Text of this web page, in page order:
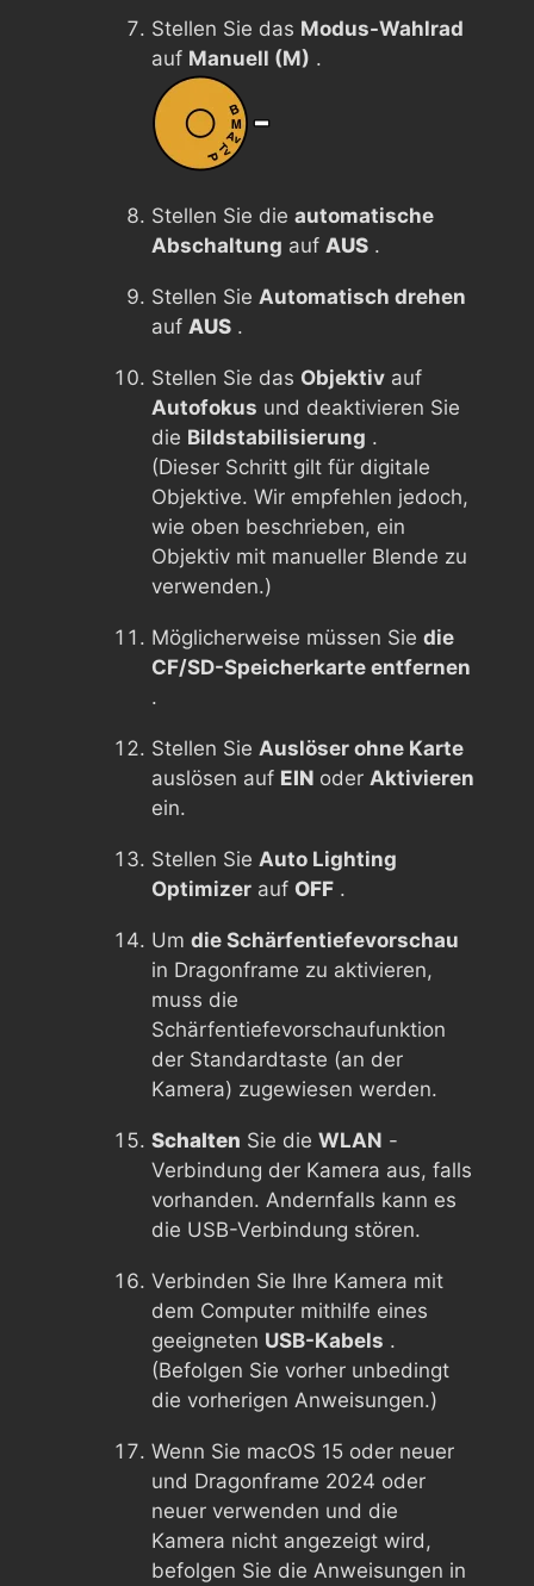
Stellen Sie das Modus-Wahlrad
auf Manuell (M) .
Stellen Sie die automatische
Abschaltung auf AUS .
Stellen Sie Automatisch drehen
auf AUS .
Stellen Sie das Objektiv auf
Autofokus und deaktivieren Sie
die Bildstabilisierung .
(Dieser Schritt gilt für digitale
Objektive. Wir empfehlen jedoch,
wie oben beschrieben, ein
Objektiv mit manueller Blende zu
verwenden.)
Möglicherweise müssen Sie die
CF/SD-Speicherkarte entfernen
.
Stellen Sie Auslöser ohne Karte
auslösen auf EIN oder Aktivieren
ein.
Stellen Sie Auto Lighting
Optimizer auf OFF .
Um die Schärfentiefevorschau
in Dragonframe zu aktivieren,
muss die
Schärfentiefevorschaufunktion
der Standardtaste (an der
Kamera) zugewiesen werden.
Schalten Sie die WLAN -
Verbindung der Kamera aus, falls
vorhanden. Andernfalls kann es
die USB-Verbindung stören.
Verbinden Sie Ihre Kamera mit
dem Computer mithilfe eines
geeigneten USB-Kabels .
(Befolgen Sie vorher unbedingt
die vorherigen Anweisungen.)
Wenn Sie macOS 15 oder neuer
und Dragonframe 2024 oder
neuer verwenden und die
Kamera nicht angezeigt wird,
befolgen Sie die Anweisungen in